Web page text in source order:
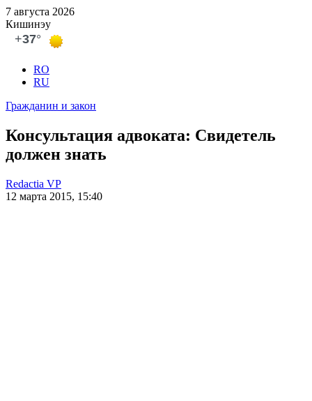
7 августа 2026
Кишинэу
RO
RU
Гражданин и закон
Консультация адвоката: Свидетель
должен знать
Redactia VP
12 марта 2015, 15:40